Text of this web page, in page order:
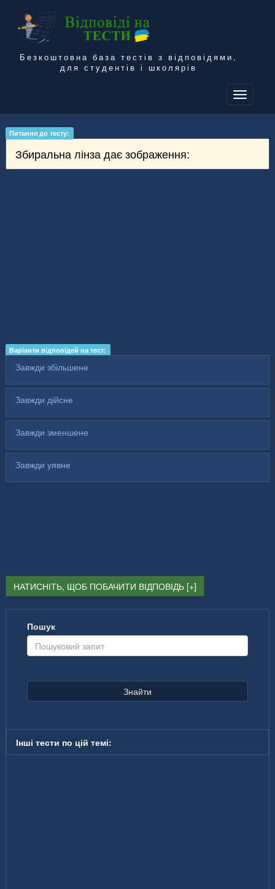
Безкоштовна база тестів з відповідями,
для студентів і школярів
Питання до тесту:
Збиральна лінза дає зображення:
Варіанти відповідей на тест:
Завжди збільшене
Завжди дійсне
Завжди зменшене
Завжди уявне
НАТИСНІТЬ, ЩОБ ПОБАЧИТИ ВІДПОВІДЬ
Пошук
Знайти
Інші тести по цій темі: